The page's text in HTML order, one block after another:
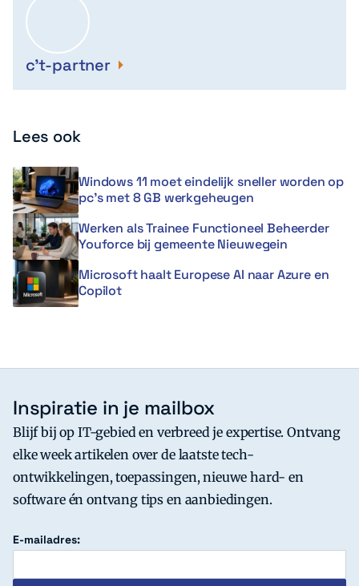
c't-partner
Lees ook
Windows 11 moet eindelijk sneller worden op
pc’s met 8 GB werkgeheugen
Werken als Trainee Functioneel Beheerder
Youforce bij gemeente Nieuwegein
Microsoft haalt Europese AI naar Azure en
Copilot
Inspiratie in je mailbox
Blijf bij op IT-gebied en verbreed je expertise. Ontvang
elke week artikelen over de laatste tech-
ontwikkelingen, toepassingen, nieuwe hard- en
software én ontvang tips en aanbiedingen.
E-mailadres: